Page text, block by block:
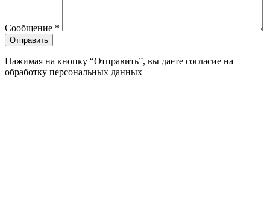
Сообщение *
Нажимая на кнопку “Отправить”, вы даете согласие на
обработку персональных данных